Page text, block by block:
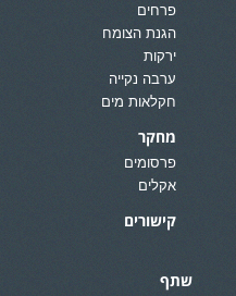
פרחים
הגנת הצומח
ירקות
ערבה נקייה
חקלאות מים
מחקר
פרסומים
אקלים
קישורים
שתף